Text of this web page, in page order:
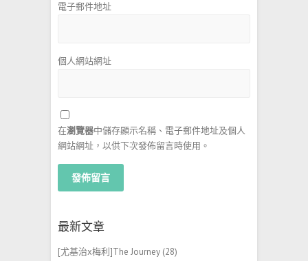
電子郵件地址
個人網站網址
在瀏覽器中儲存顯示名稱、電子郵件地址及個人
網站網址，以供下次發佈留言時使用。
最新文章
[尤基治x梅利]The Journey (28)